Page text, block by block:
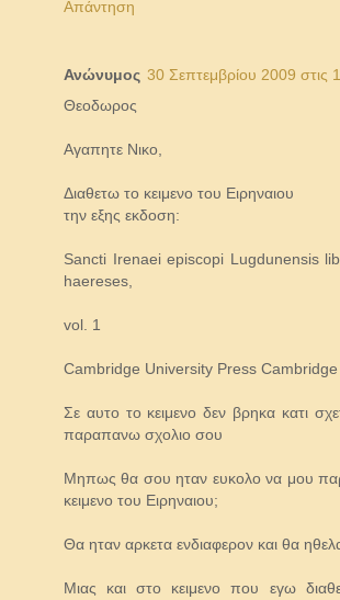
Απάντηση
Ανώνυμος 30 Σεπτεμβρίου 2009 στις
Θεοδωρος
Αγαπητε Νικο,
Διαθετω το κειμενο του Ειρηναιου
την εξης εκδοση:
Sancti Irenaei episcopi Lugdunensis
haereses,
vol. 1
Cambridge University Press
Σε αυτο το κειμενο δεν βρηκα κατι
παραπανω σχολιο σου
Μηπως θα σου ηταν ευκολο να μου
κειμενο του Ειρηναιου;
Θα ηταν αρκετα ενδιαφερον και θα
Μιας και στο κειμενο που εγω